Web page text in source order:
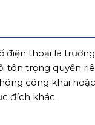
điện thoại là
tôn trọng quyền
công khai
đích khác.